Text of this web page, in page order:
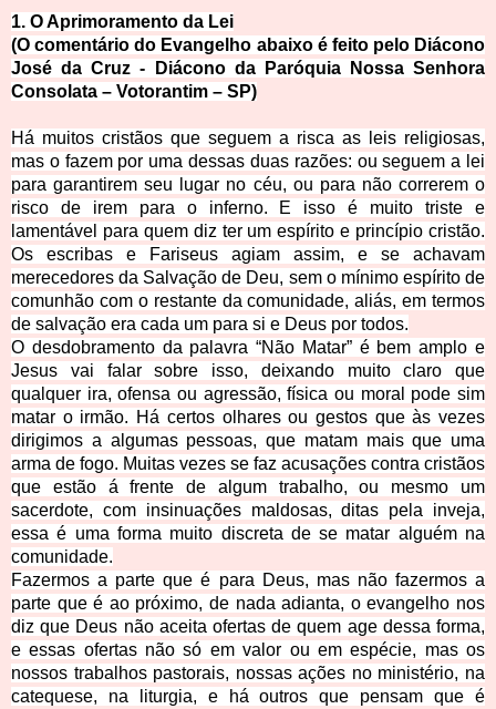
1. O Aprimoramento da Lei
(O comentário do Evangelho abaixo é feito pelo Diácono
José da Cruz - Diácono da Paróquia Nossa Senhora
Consolata – Votorantim – SP)
Há muitos cristãos que seguem a risca as leis religiosas,
mas o fazem por uma dessas duas razões: ou seguem a lei
para garantirem seu lugar no céu, ou para não correrem o
risco de irem para o inferno. E isso é muito triste e
lamentável para quem diz ter um espírito e princípio cristão.
Os escribas e Fariseus agiam assim, e se achavam
merecedores da Salvação de Deu, sem o mínimo espírito de
comunhão com o restante da comunidade, aliás, em termos
de salvação era cada um para si e Deus por todos.
O desdobramento da palavra “Não Matar” é bem amplo e
Jesus vai falar sobre isso, deixando muito claro que
qualquer ira, ofensa ou agressão, física ou moral pode sim
matar o irmão. Há certos olhares ou gestos que às vezes
dirigimos a algumas pessoas, que matam mais que uma
arma de fogo. Muitas vezes se faz acusações contra cristãos
que estão á frente de algum trabalho, ou mesmo um
sacerdote, com insinuações maldosas, ditas pela inveja,
essa é uma forma muito discreta de se matar alguém na
comunidade.
Fazermos a parte que é para Deus, mas não fazermos a
parte que é ao próximo, de nada adianta, o evangelho nos
diz que Deus não aceita ofertas de quem age dessa forma,
e essas ofertas não só em valor ou em espécie, mas os
nossos trabalhos pastorais, nossas ações no ministério, na
catequese, na liturgia, e há outros que pensam que é